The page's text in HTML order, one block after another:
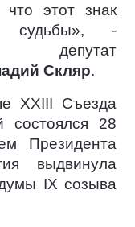
этот знак
судьбы», -
депутат
Скляр.
XXIII Съезда
состоялся 28
Президента
выдвинула
IX созыва